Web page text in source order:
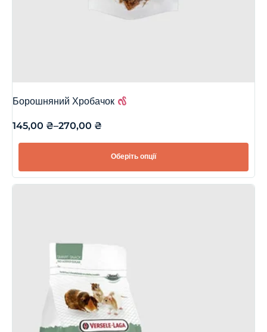
Борошняний Хробачок
145,00 ₴–270,00 ₴
Оберіть опції